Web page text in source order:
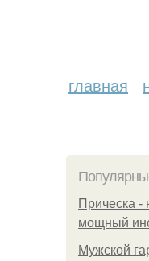
главная
Прическа -
мощный
Мужской